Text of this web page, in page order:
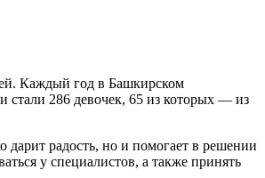
Каждый год в Башкирском
стали 286 девочек, 65 из которых — из
дарит радость, но и помогает в решении
у специалистов, а также принять